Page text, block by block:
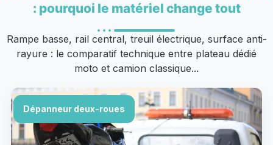
: pourquoi le matériel change tout
Rampe basse, rail central, treuil électrique, surface anti-
rayure : le comparatif technique entre plateau dédié
moto et camion classique...
Dépanneur deux-roues